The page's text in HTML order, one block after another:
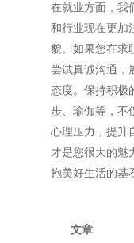
在就业方面，我
和行业现在更加
貌。如果您在求
尝试真诚沟通，
态度。保持积极
步、瑜伽等，不
心理压力，提升
才是您很大的魅
抱美好生活的基
文章